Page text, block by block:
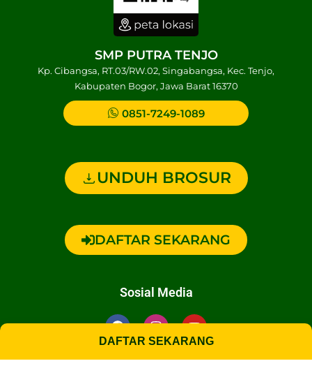
SMP PUTRA TENJO
Kp. Cibangsa, RT.03/RW.02, Singabangsa, Kec. Tenjo,
Kabupaten Bogor, Jawa Barat 16370
0851-7249-1089
UNDUH BROSUR
DAFTAR SEKARANG
Sosial Media
F
c
e
I
s
t
Y
u
t
DAFTAR SEKARANG